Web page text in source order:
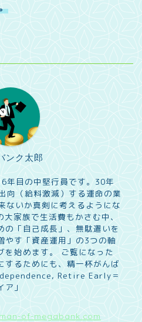
ンク太郎
年目の中堅行員です。30年
向（給料激減）する運命の業
ないか真剣に考えるようにな
家族で生活費もかさむ中、
「自己成長」、無駄遣いを
やす「資産運用」の3つの軸
を始めます。 ご覧になった
するためにも、精一杯がんば
Retire Early＝
」
of-megabank.com